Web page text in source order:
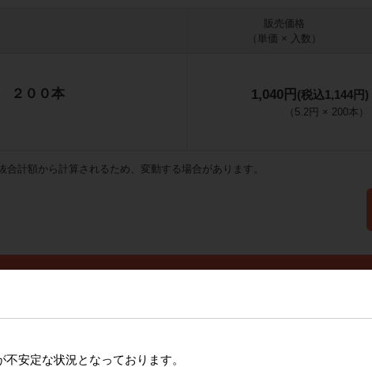
販売価格
（単価 × 入数）
２００本 1,040円 (税込1,144円)
（ 5.2円 × 200本 ）
計額から計算されるため、変動する場合があります。
安定な状況となっております。